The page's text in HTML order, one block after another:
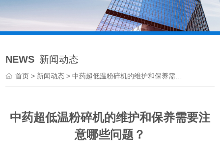
NEWS 新闻动态
首页 > 新闻动态 > 中药超低温粉碎机的维护和保养需要注意哪些问题？
中药超低温粉碎机的维护和保养需要注
意哪些问题？